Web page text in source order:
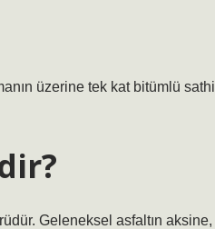
üzerine tek kat bitümlü
Geleneksel asfaltın aksine,